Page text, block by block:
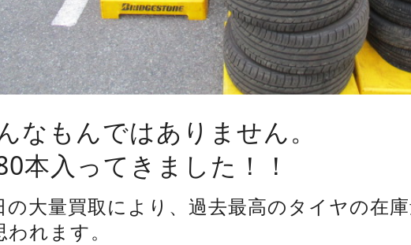
なもんではありません。
本入ってきました！！
の大量買取により、過去最高のタイヤの在
われます。